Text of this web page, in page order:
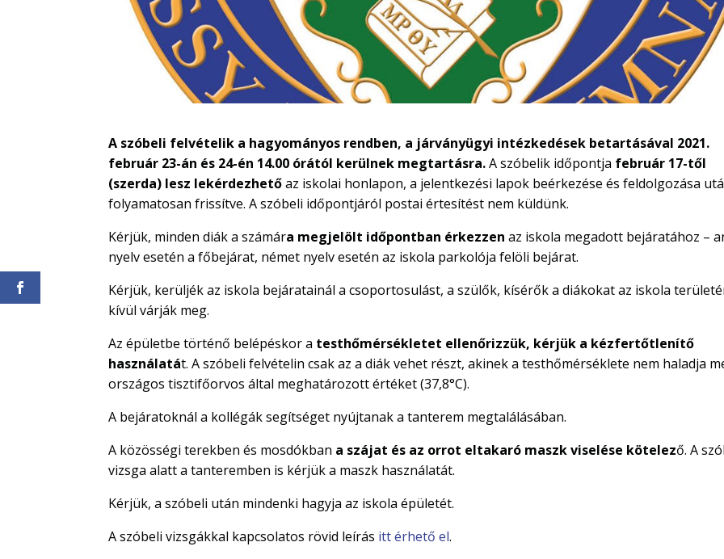
A szóbeli felvételik a hagyományos rendben, a járványügyi intézkedések betartásával 2021.
február 23-án és 24-én 14.00 órától kerülnek megtartásra.A szóbelik időpontja február 17-től
(szerda) lesz lekérdezhetőaz iskolai honlapon, a jelentkezési lapok beérkezése és feldolgozása
folyamatosan frissítve. A szóbeli időpontjáról postai értesítést nem küldünk.
Kérjük, minden diák a számára megjelölt időpontban érkezzen az iskola megadott bejáratához –
nyelv esetén a főbejárat, német nyelv esetén az iskola parkolója felöli bejárat.
Kérjük, kerüljék az iskola bejáratainál a csoportosulást, a szülők, kísérők a diákokat az iskola
kívül várják meg.
Az épületbe történő belépéskor a testhőmérsékletet ellenőrizzük, kérjük a kézfertőtlenítő
használatát. A szóbeli felvételin csak az a diák vehet részt, akinek a testhőmérséklete nem haladja
országos tisztifőorvos által meghatározott értéket (37,8°C).
A bejáratoknál a kollégák segítséget nyújtanak a tanterem megtalálásában.
A közösségi terekben és mosdókban a szájat és az orrot eltakaró maszk viselése kötelező. A
vizsga alatt a tanteremben is kérjük a maszk használatát.
Kérjük, a szóbeli után mindenki hagyja az iskola épületét.
A szóbeli vizsgákkal kapcsolatos rövid leírás itt érhető el.